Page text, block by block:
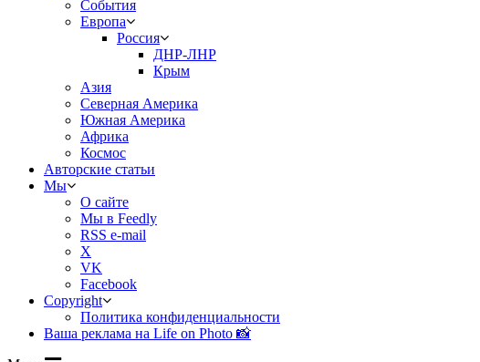
События
Европа
Россия
ДНР-ЛНР
Крым
Азия
Северная Америка
Южная Америка
Африка
Космос
Авторские статьи
Мы
О сайте
Мы в Feedly
RSS e-mail
X
VK
Facebook
Copyright
Политика конфиденциальности
Ваша реклама на Life on Photo 📸